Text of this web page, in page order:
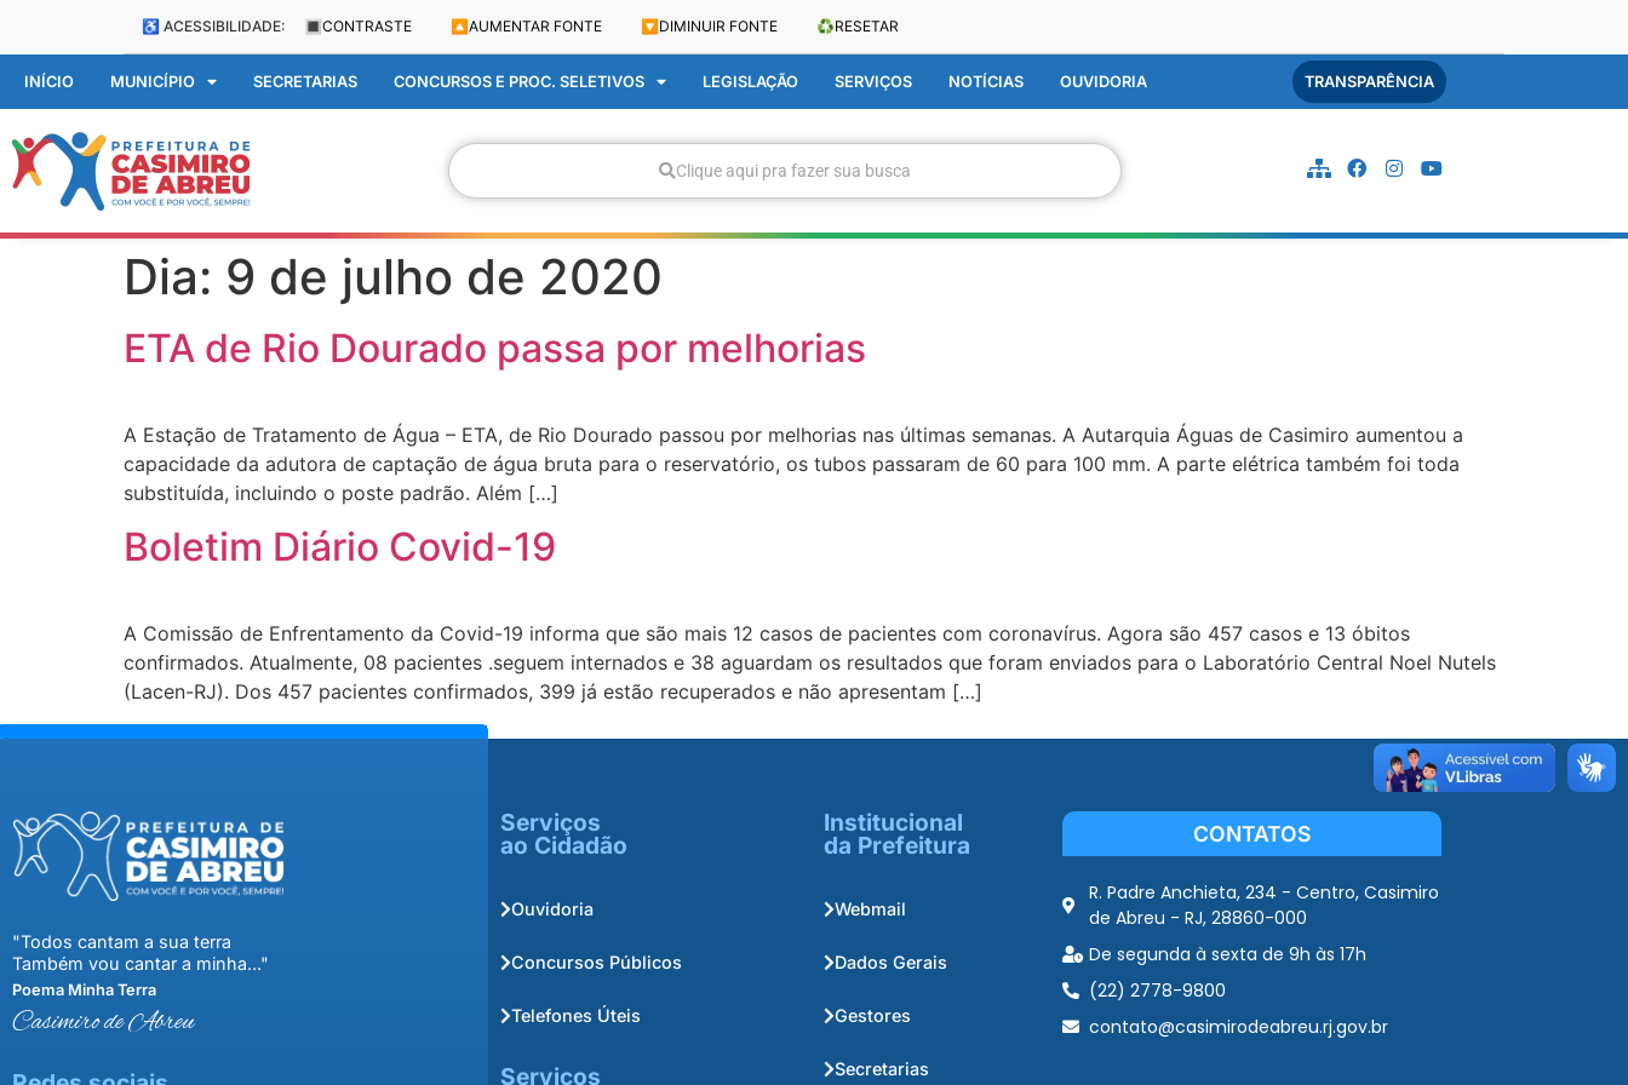
♿ ACESSIBILIDADE: 🔳 CONTRASTE 🔼 AUMENTAR FONTE 🔽 DIMINUIR FONTE ♻️RESETAR
INÍCIO MUNICÍPIO SECRETARIAS CONCURSOS E PROC. SELETIVOS LEGISLAÇÃO SERVIÇOS NOTÍCIAS OUVIDORIA TRANSPARÊNCIA
Clique aqui pra fazer sua busca
Dia: 9 de julho de 2020
ETA de Rio Dourado passa por melhorias
A Estação de Tratamento de Água – ETA, de Rio Dourado passou por melhorias nas últimas semanas. A Autarquia Águas de Casimiro aumentou a
capacidade da adutora de captação de água bruta para o reservatório, os tubos passaram de 60 para 100 mm. A parte elétrica também foi toda
substituída, incluindo o poste padrão. Além […]
Boletim Diário Covid-19
A Comissão de Enfrentamento da Covid-19 informa que são mais 12 casos de pacientes com coronavírus. Agora são 457 casos e 13 óbitos
confirmados. Atualmente, 08 pacientes .seguem internados e 38 aguardam os resultados que foram enviados para o Laboratório Central Noel Nutels
(Lacen-RJ). Dos 457 pacientes confirmados, 399 já estão recuperados e não apresentam […]
"Todos cantam a sua terra
Também vou cantar a minha..."
Poema Minha Terra
Casimiro de Abreu
Serviços
ao Cidadão
Ouvidoria
Concursos Públicos
Telefones Úteis
Serviços
Institucional
da Prefeitura
Webmail
Dados Gerais
Gestores
Secretarias
CONTATOS
R. Padre Anchieta, 234 - Centro, Casimiro
de Abreu - RJ, 28860-000
De segunda à sexta de 9h às 17h
(22) 2778-9800
contato@casimirodeabreu.rj.gov.br